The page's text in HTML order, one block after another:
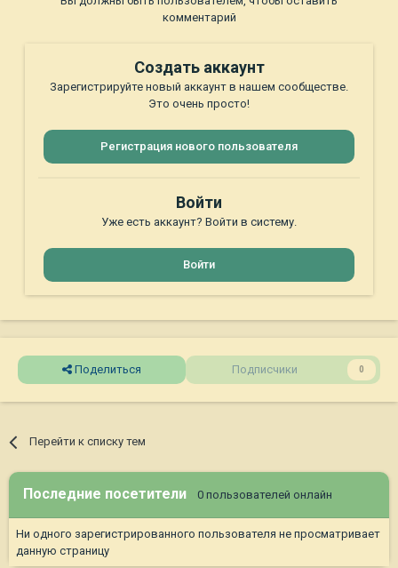
комментарий
Создать аккаунт
Зарегистрируйте новый аккаунт в нашем сообществе.
Это очень просто!
Регистрация нового пользователя
Войти
Уже есть аккаунт? Войти в систему.
Войти
Поделиться Подписчики 0
Перейти к списку тем
Последние посетители 0 пользователей онлайн
Ни одного зарегистрированного пользователя не просматривает
данную страницу